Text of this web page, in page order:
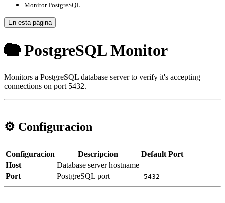
Monitor PostgreSQL
En esta página
🐘 PostgreSQL Monitor
Monitors a PostgreSQL database server to verify it's accepting
connections on port 5432.
⚙️ Configuracion
Configuracion Descripcion
Default Port
Host
Database server hostname —
Port
PostgreSQL port 5432